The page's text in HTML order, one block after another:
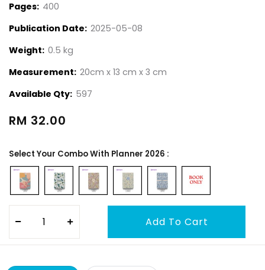
Pages: 400
Publication Date: 2025-05-08
Weight: 0.5 kg
Measurement: 20cm x 13 cm x 3 cm
Available Qty: 597
RM 32.00
Select Your Combo With Planner 2026 :